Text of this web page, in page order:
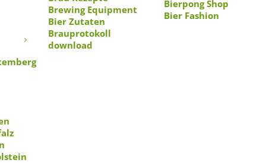
Brewing Equipment
Bier Zutaten
Brauprotokoll
download
Bierpong Shop
Bier Fashion
wurden wir mit 3 Beer
Luckies. Genau das
die Socken an.
der Oberseite, sowie am
ersten Kollegen bei er
1% Elastan, 17%